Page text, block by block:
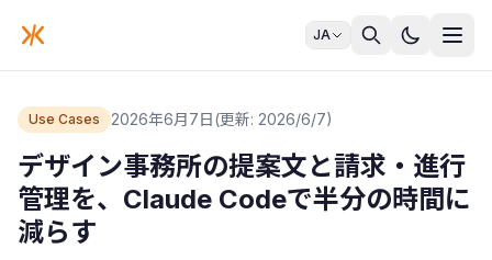
JA
Use Cases 2026年6月7日(更新: 2026/6/7)
デザイン事務所の提案文と請求・進行
管理を、Claude Codeで半分の時間に
減らす